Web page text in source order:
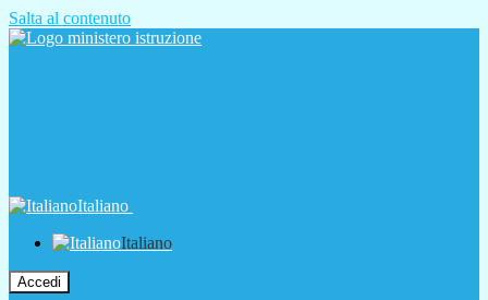
Salta al contenuto
Italiano
Italiano
Accedi